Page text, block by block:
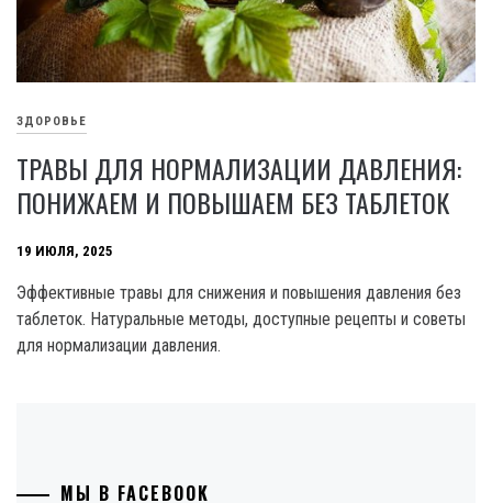
ЗДОРОВЬЕ
ТРАВЫ ДЛЯ НОРМАЛИЗАЦИИ ДАВЛЕНИЯ:
ПОНИЖАЕМ И ПОВЫШАЕМ БЕЗ ТАБЛЕТОК
19 ИЮЛЯ, 2025
Эффективные травы для снижения и повышения давления без
таблеток. Натуральные методы, доступные рецепты и советы
для нормализации давления.
МЫ В FACEBOOK